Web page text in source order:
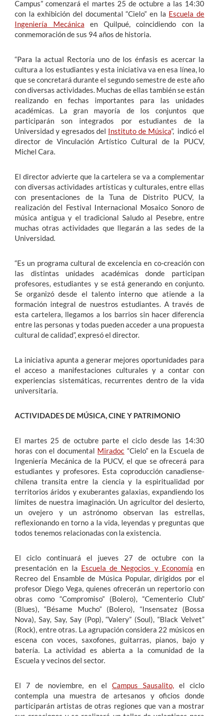
Campus” comenzará el martes 25 de octubre a las 14:30
con la exhibición del documental “Cielo” en la Escuela de
Ingeniería Mecánica en Quilpué, coincidiendo con la
conmemoración de sus 94 años de historia.
“Para la actual Rectoría uno de los énfasis es acercar la
cultura a los estudiantes y esta iniciativa va en esa línea, lo
que se concretará durante el segundo semestre de este año
con diversas actividades. Muchas de ellas también se están
realizando en fechas importantes para las unidades
académicas. La gran mayoría de los conjuntos que
participarán son integrados por estudiantes de la
Universidad y egresados del Instituto de Música”, indicó el
director de Vinculación Artístico Cultural de la PUCV,
Michel Cara.
El director advierte que la cartelera se va a complementar
con diversas actividades artísticas y culturales, entre ellas
con presentaciones de la Tuna de Distrito PUCV, la
realización del Festival Internacional Mosaico Sonoro de
música antigua y el tradicional Saludo al Pesebre, entre
muchas otras actividades que llegarán a las sedes de la
Universidad.
“Es un programa cultural de excelencia en co-creación con
las distintas unidades académicas donde participan
profesores, estudiantes y se está generando en conjunto.
Se organizó desde el talento interno que atiende a la
formación integral de nuestros estudiantes. A través de
esta cartelera, llegamos a los barrios sin hacer diferencia
entre las personas y todas pueden acceder a una propuesta
cultural de calidad”, expresó el director.
La iniciativa apunta a generar mejores oportunidades para
el acceso a manifestaciones culturales y a contar con
experiencias sistemáticas, recurrentes dentro de la vida
universitaria.
ACTIVIDADES DE MÚSICA, CINE Y PATRIMONIO
El martes 25 de octubre parte el ciclo desde las 14:30
horas con el documental Miradoc “Cielo” en la Escuela de
Ingeniería Mecánica de la PUCV, el que se ofrecerá para
estudiantes y profesores. Esta coproducción canadiense-
chilena transita entre la ciencia y la espiritualidad por
territorios áridos y exuberantes galaxias, expandiendo los
límites de nuestra imaginación. Un agricultor del desierto,
un ovejero y un astrónomo observan las estrellas,
reflexionando en torno a la vida, leyendas y preguntas que
todos tenemos relacionadas con la existencia.
El ciclo continuará el jueves 27 de octubre con la
presentación en la Escuela de Negocios y Economía en
Recreo del Ensamble de Música Popular, dirigidos por el
profesor Diego Vega, quienes ofrecerán un repertorio con
obras como “Compromiso” (Bolero), “Cementerio Club”
(Blues), “Bésame Mucho” (Bolero), “Insensatez (Bossa
Nova), Say, Say, Say (Pop), “Valery” (Soul), “Black Velvet”
(Rock), entre otras. La agrupación considera 22 músicos en
escena con voces, saxofones, guitarras, pianos, bajo y
batería. La actividad es abierta a la comunidad de la
Escuela y vecinos del sector.
El 7 de noviembre, en el Campus Sausalito, el ciclo
contempla una muestra de artesanos y oficios donde
participarán artistas de otras regiones que van a mostrar